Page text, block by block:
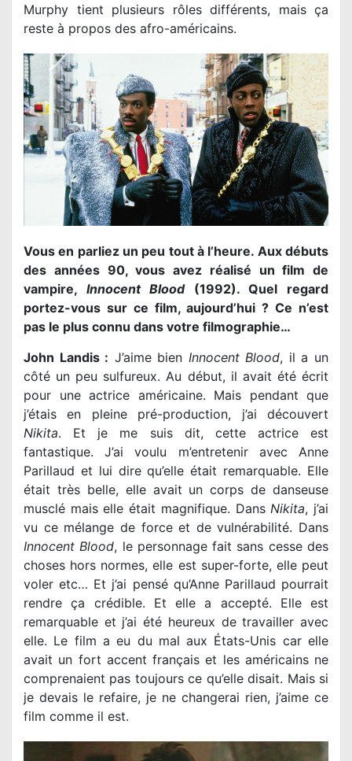
Murphy tient plusieurs rôles différents, mais ça
reste à propos des afro-américains.
Vous en parliez un peu tout à l’heure. Aux débuts
des années 90, vous avez réalisé un film de
vampire, Innocent Blood(1992). Quel regard
portez-vous sur ce film, aujourd’hui ? Ce n’est
pas le plus connu dans votre filmographie…
John Landis : J’aime bien Innocent Blood, il a un
côté un peu sulfureux. Au début, il avait été écrit
pour une actrice américaine. Mais pendant que
j’étais en pleine pré-production, j’ai découvert
Nikita. Et je me suis dit, cette actrice est
fantastique. J’ai voulu m’entretenir avec Anne
Parillaud et lui dire qu’elle était remarquable. Elle
était très belle, elle avait un corps de danseuse
musclé mais elle était magnifique. Dans Nikita, j’ai
vu ce mélange de force et de vulnérabilité. Dans
Innocent Blood, le personnage fait sans cesse des
choses hors normes, elle est super-forte, elle peut
voler etc… Et j’ai pensé qu’Anne Parillaud pourrait
rendre ça crédible. Et elle a accepté. Elle est
remarquable et j’ai été heureux de travailler avec
elle. Le film a eu du mal aux États-Unis car elle
avait un fort accent français et les américains ne
comprenaient pas toujours ce qu’elle disait. Mais si
je devais le refaire, je ne changerai rien, j’aime ce
film comme il est.